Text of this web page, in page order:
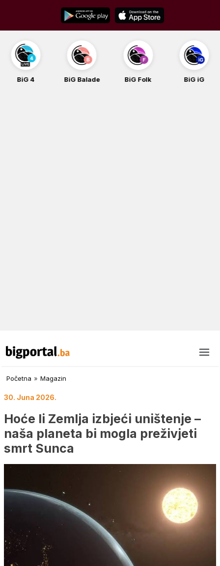
content
BiG 4 BiG Balade BiG Folk BiG iG
Početna » Magazin
30. Juna 2026.
Hoće li Zemlja izbjeći uništenje –
naša planeta bi mogla preživjeti
smrt Sunca